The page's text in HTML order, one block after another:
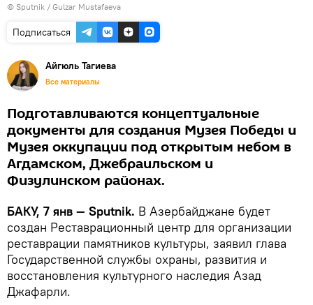
© Sputnik / Gulzar Mustafaeva
Подписаться
Айгюль Тагиева
Все материалы
Подготавливаются концептуальные
документы для создания Музея Победы и
Музея оккупации под открытым небом в
Агдамском, Джебраильском и
Физулинском районах.
БАКУ, 7 янв — Sputnik. В Азербайджане будет
создан Реставрационный центр для организации
реставрации памятников культуры, заявил глава
Государственной службы охраны, развития и
восстановления культурного наследия Азад
Джафарли.